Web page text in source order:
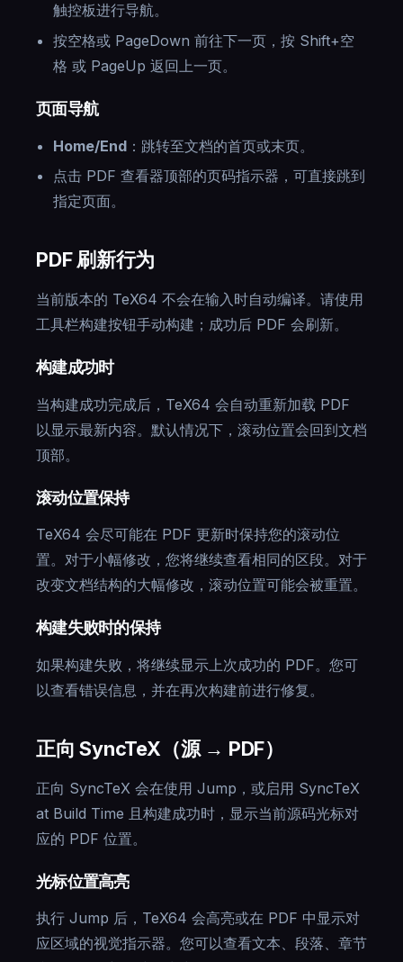
触控板进行导航。
按空格或 PageDown 前往下一页，按 Shift+空
格 或 PageUp 返回上一页。
页面导航
Home/End ：跳转至文档的首页或末页。
点击 PDF 查看器顶部的页码指示器，可直接跳到
指定页面。
PDF 刷新行为
当前版本的 TeX64 不会在输入时自动编译。请使用
工具栏构建按钮手动构建；成功后 PDF 会刷新。
构建成功时
当构建成功完成后，TeX64 会自动重新加载 PDF
以显示最新内容。默认情况下，滚动位置会回到文档
顶部。
滚动位置保持
TeX64 会尽可能在 PDF 更新时保持您的滚动位
置。对于小幅修改，您将继续查看相同的区段。对于
改变文档结构的大幅修改，滚动位置可能会被重置。
构建失败时的保持
如果构建失败，将继续显示上次成功的 PDF。您可
以查看错误信息，并在再次构建前进行修复。
正向 SyncTeX（源 → PDF）
正向 SyncTeX 会在使用 Jump，或启用 SyncTeX
at Build Time 且构建成功时，显示当前源码光标对
应的 PDF 位置。
光标位置高亮
执行 Jump 后，TeX64 会高亮或在 PDF 中显示对
应区域的视觉指示器。您可以查看文本、段落、章节